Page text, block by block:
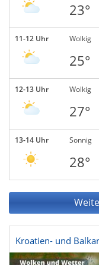
23°
11-12 Uhr Wolkig
25°
12-13 Uhr Wolkig
27°
13-14 Uhr Sonnig
28°
Kroatien- und